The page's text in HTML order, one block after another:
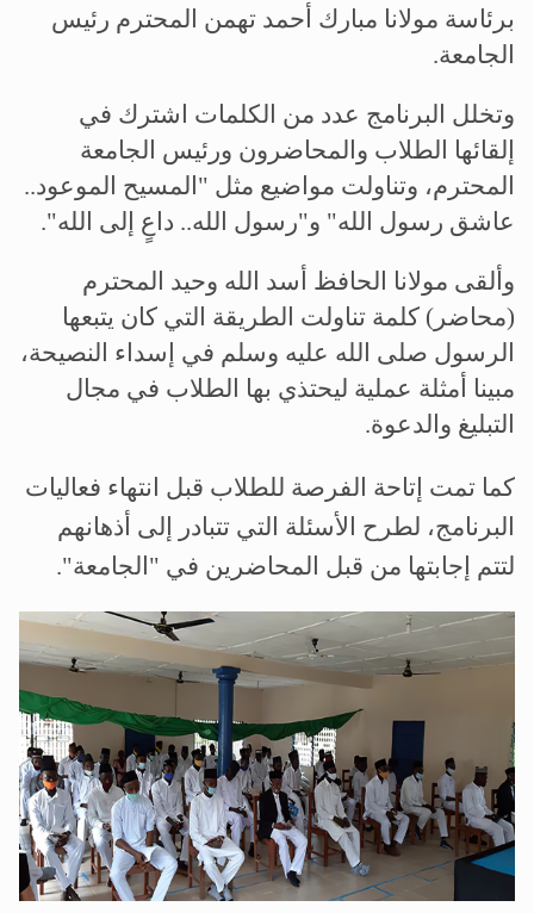
برئاسة مولانا مبارك أحمد تهمن المحترم رئيس
الجامعة.
وتخلل البرنامج عدد من الكلمات اشترك في
إلقائها الطلاب والمحاضرون ورئيس الجامعة
المحترم، وتناولت مواضيع مثل "المسيح الموعود..
عاشق رسول الله" و"رسول الله.. داعٍ إلى الله".
وألقى مولانا الحافظ أسد الله وحيد المحترم
(محاضر) كلمة تناولت الطريقة التي كان يتبعها
الرسول صلى الله عليه وسلم في إسداء النصيحة،
مبينا أمثلة عملية ليحتذي بها الطلاب في مجال
التبليغ والدعوة.
كما تمت إتاحة الفرصة للطلاب قبل انتهاء فعاليات
البرنامج، لطرح الأسئلة التي تتبادر إلى أذهانهم
لتتم إجابتها من قبل المحاضرين في "الجامعة".